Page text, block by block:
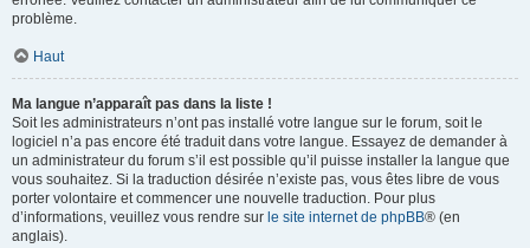
problème.
Haut
Ma langue n’apparaît pas dans la liste !
Soit les administrateurs n’ont pas installé votre langue sur le forum, soit le
logiciel n’a pas encore été traduit dans votre langue. Essayez de demander à
un administrateur du forum s’il est possible qu’il puisse installer la langue que
vous souhaitez. Si la traduction désirée n’existe pas, vous êtes libre de vous
porter volontaire et commencer une nouvelle traduction. Pour plus
d’informations, veuillez vous rendre sur le site internet de phpBB® (en
anglais).